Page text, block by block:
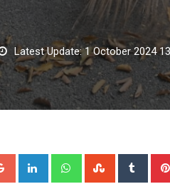
Latest Update: 1 October 2024
Google+ LinkedIn WhatsappStumbleUpon